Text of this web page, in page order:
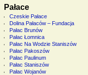
Pałace
Czeskie Pałace
Dolina Pałaców – Fundacja
Pałac Brunów
Pałac Łomnica
Pałac Na Wodzie Staniszów
Pałac Pakoszów
Pałac Paulinum
Pałac Staniszów
Pałac Wojanów